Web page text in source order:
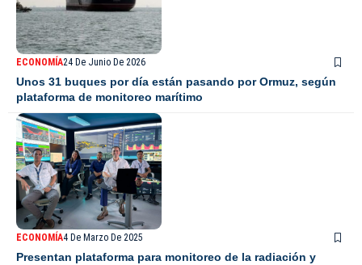
ECONOMÍA24 De Junio De 2026
Unos 31 buques por día están pasando por Ormuz, según
plataforma de monitoreo marítimo
ECONOMÍA4 De Marzo De 2025
Presentan plataforma para monitoreo de la radiación y